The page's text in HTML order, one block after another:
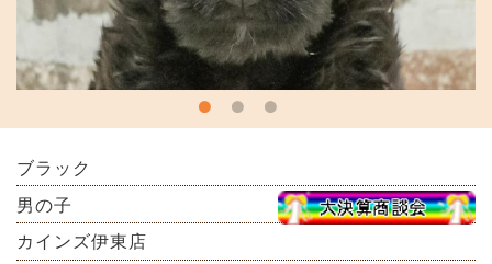
ブラック
男の子
カインズ伊東店